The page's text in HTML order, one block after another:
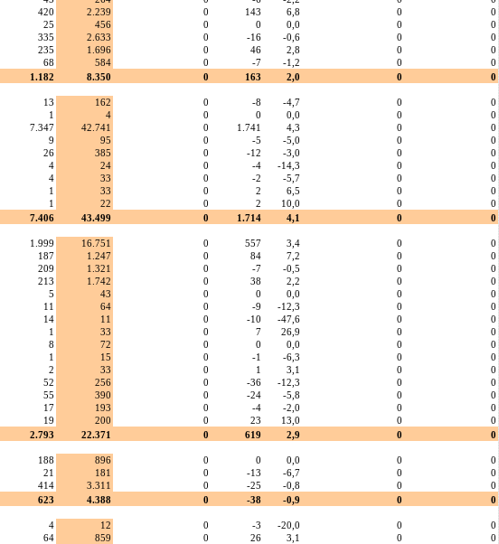
420 2.239 0 143 6,8 0
0
25 456 0 0 0,0 0
0
335 2.633 0 -16 -0,6 0
0
235 1.696 0 46 2,8 0
0
68 584 0 -7 -1,2 0
0
1.182 8.350 0 163 2,0 0 0
13 162 0 -8 -4,7 0
0
1 4 0 0 0,0 0
0
7.347 42.741 0 1.741 4,3 0
0
9 95 0 -5 -5,0 0
0
26 385 0 -12 -3,0 0
0
4 24 0 -4 -14,3 0
0
4 33 0 -2 -5,7 0
0
1 33 0 2 6,5 0
0
1 22 0 2 10,0 0
0
7.406 43.499 0 1.714 4,1 0 0
1.999 16.751 0 557 3,4 0
0
187 1.247 0 84 7,2 0
0
209 1.321 0 -7 -0,5 0
0
213 1.742 0 38 2,2 0
0
5 43 0 0 0,0 0
0
11 64 0 -9 -12,3 0
0
14 11 0 -10 -47,6 0
0
1 33 0 7 26,9 0
0
8 72 0 0 0,0 0
0
1 15 0 -1 -6,3 0
0
2 33 0 1 3,1 0
0
52 256 0 -36 -12,3 0
0
55 390 0 -24 -5,8 0
0
17 193 0 -4 -2,0 0
0
19 200 0 23 13,0 0
0
2.793 22.371 0 619 2,9 0 0
188 896 0 0 0,0 0
0
21 181 0 -13 -6,7 0
0
414 3.311 0 -25 -0,8 0
0
623 4.388 0 -38 -0,9 0 0
4 12 0 -3 -20,0 0
0
64 859 0 26 3,1 0 0